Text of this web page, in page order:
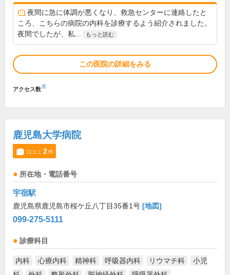
夜間に急に体調が悪くなり、救急センターに連絡したと
ころ、こちらの病院の内科を診療するよう紹介されました。
夜間でしたが、私...
もっと読む
この医院の詳細をみる
アクセス数※
鹿児島大学病院
口コミ 2件
所在地・電話番号
宇宿駅
鹿児島県鹿児島市桜ケ丘八丁目35番1号 [地図]
099-275-5111
診療科目
内科 心療内科 精神科 呼吸器内科 リウマチ科
小児